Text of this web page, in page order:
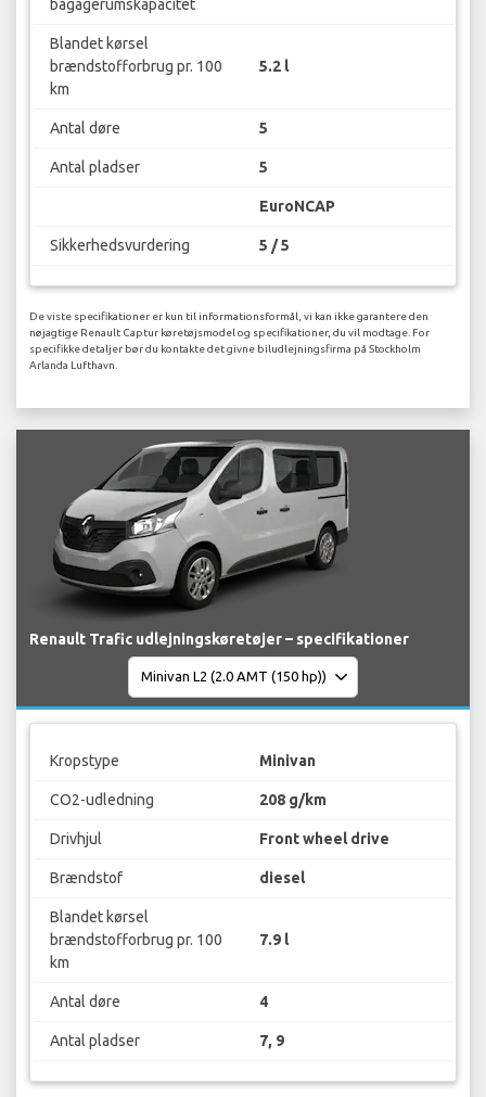
bagagerumskapacitet
Blandet kørsel
brændstofforbrug pr. 100
km
5.2 l
Antal døre 5
Antal pladser 5
EuroNCAP
Sikkerhedsvurdering 5 / 5
De viste specifikationer er kun til informationsformål, vi kan ikke garantere den
nøjagtige Renault Captur køretøjsmodel og specifikationer, du vil modtage. For
specifikke detaljer bør du kontakte det givne biludlejningsfirma på Stockholm
Arlanda Lufthavn.
Renault Trafic udlejningskøretøjer – specifikationer
Kropstype Minivan
CO2-udledning 208 g/km
Drivhjul Front wheel drive
Brændstof diesel
Blandet kørsel
brændstofforbrug pr. 100
km
7.9 l
Antal døre 4
Antal pladser 7, 9